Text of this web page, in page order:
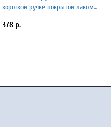
короткой ручке покрытой лаком
378 р.